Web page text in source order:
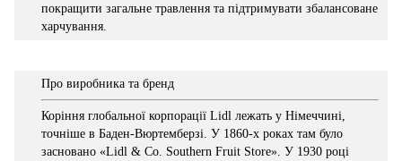
покращити загальне травлення та підтримувати збалансоване
харчування.
Про виробника та бренд
Коріння глобальної корпорації Lidl лежать у Німеччині,
точніше в Баден-Вюртемберзі. У 1860-х роках там було
засновано «Lidl & Co. Southern Fruit Store». У 1930 році